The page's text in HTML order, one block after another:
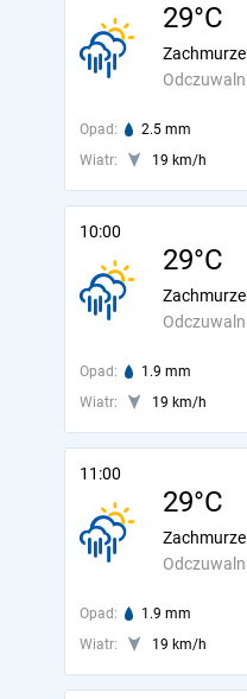
29°C
Opad: 2.5 mm
Wiatr:
19 km/h
10:00
29°C
Opad: 1.9 mm
Wiatr:
19 km/h
11:00
29°C
Opad: 1.9 mm
Wiatr:
19 km/h